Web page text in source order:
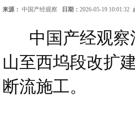
来源： 中国产经观察 日期： 2026-05-19 10:01:32
中国产经观察
山至西坞段改扩
断流施工。